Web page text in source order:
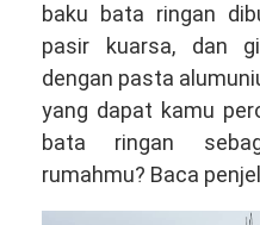
baku bata ringan
pasir kuarsa, dan
dengan pasta
yang dapat kamu
bata ringan
rumahmu? Baca